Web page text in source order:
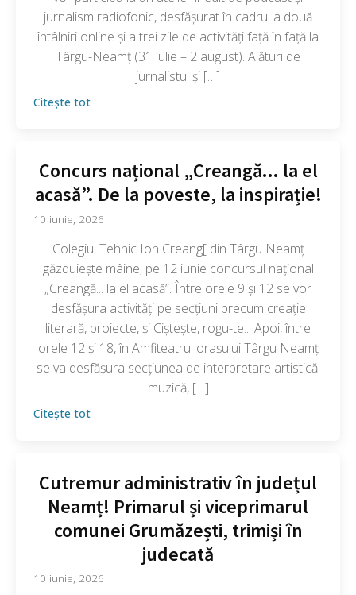
jurnalism radiofonic, desfășurat în cadrul a două
întâlniri online și a trei zile de activități față în față la
Târgu-Neamț (31 iulie – 2 august). Alături de
jurnalistul și […]
Citește tot
Concurs național „Creangă... la el
acasă”. De la poveste, la inspirație!
10 iunie, 2026
Colegiul Tehnic Ion Creang[ din Târgu Neamț
găzduiește mâine, pe 12 iunie concursul național
„Creangă... la el acasă”. Între orele 9 și 12 se vor
desfășura activități pe secțiuni precum creație
literară, proiecte, și Ciștește, rogu-te... Apoi, între
orele 12 și 18, în Amfiteatrul orașului Târgu Neamț
se va desfășura secțiunea de interpretare artistică:
muzică, […]
Citește tot
Cutremur administrativ în județul
Neamț! Primarul și viceprimarul
comunei Grumăzești, trimiși în
judecată
10 iunie, 2026